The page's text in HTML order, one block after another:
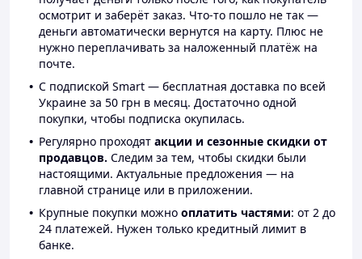
осмотрит и заберёт заказ. Что-то пошло не так —
деньги автоматически вернутся на карту. Плюс не
нужно переплачивать за наложенный платёж на
почте.
С подпиской Smart — бесплатная доставка по всей
Украине за 50 грн в месяц. Достаточно одной
покупки, чтобы подписка окупилась.
Регулярно проходят акции и сезонные скидки от
продавцов. Следим за тем, чтобы скидки были
настоящими. Актуальные предложения — на
главной странице или в приложении.
Крупные покупки можно оплатить частями: от 2 до
24 платежей. Нужен только кредитный лимит в
банке.